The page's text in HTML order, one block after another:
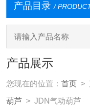
产品目录 /
产品展示
您现在的位置：首页 >
葫芦 > JDN气动葫芦